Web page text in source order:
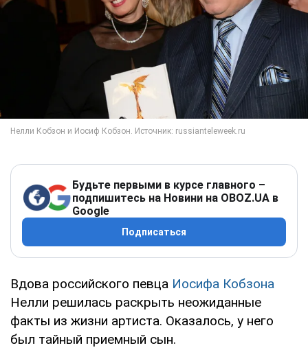
Будьте первыми в курсе главного –
подпишитесь на Новини на OBOZ.UA в
Google
Подписаться
Вдова российского певца Иосифа Кобзона
Нелли решилась раскрыть неожиданные
факты из жизни артиста. Оказалось, у него
был тайный приемный сын.